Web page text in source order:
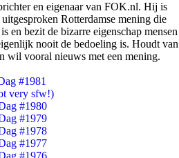
en eigenaar van FOK.nl. Hij is
Rotterdamse mening die
en bezit de bizarre eigenschap mensen
nooit de bedoeling is. Houdt van
wil vooral nieuws met een mening.
#1981
very sfw!)
#1980
#1979
#1978
#1977
#1976